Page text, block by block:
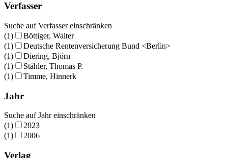
Verfasser
Suche auf Verfasser einschränken
(1)
Böttiger, Walter
(1)
Deutsche Rentenversicherung Bund <Berlin>
(1)
Diering, Björn
(1)
Stähler, Thomas P.
(1)
Timme, Hinnerk
Jahr
Suche auf Jahr einschränken
(1)
2023
(1)
2006
Verlag